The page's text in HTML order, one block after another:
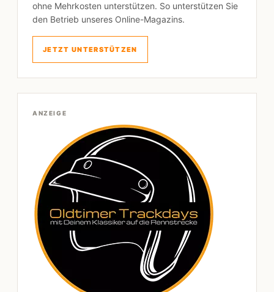
ohne Mehrkosten unterstützen. So unterstützen Sie
den Betrieb unseres Online-Magazins.
JETZT UNTERSTÜTZEN
ANZEIGE